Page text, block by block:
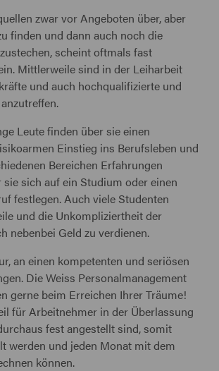
zwar vor Angeboten über, aber
finden und dann auch noch die
scheint oftmals fast
Mittlerweile sind in der Leiharbeit
und auch hochqualifizierte und
Leute finden über sie einen
Einstieg ins Berufsleben und
Bereichen Erfahrungen
sie sich auf ein Studium oder einen
festlegen. Auch viele Studenten
und die Unkompliziertheit der
nebenbei Geld zu verdienen.
an einen kompetenten und seriösen
Die Weiss Personalmanagement
gerne beim Erreichen Ihrer Träume!
für Arbeitnehmer in der Überlassung
fest angestellt sind, somit
werden und jeden Monat mit dem
können.